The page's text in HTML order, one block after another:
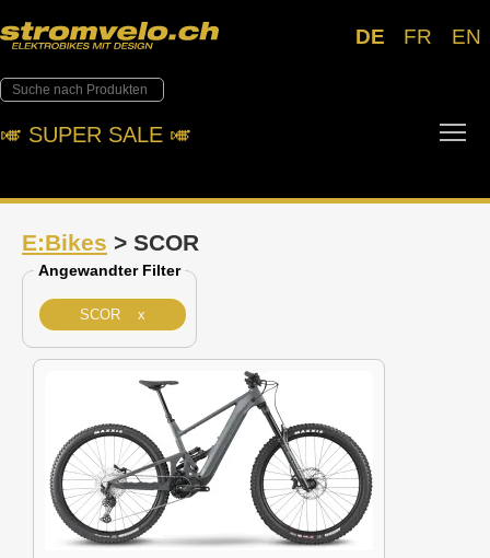
DE FR EN
🎺︎ SUPER SALE 🎺︎
E:Bikes > SCOR
Angewandter Filter
SCOR x